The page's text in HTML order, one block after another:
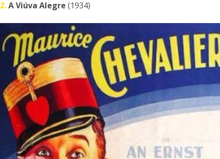
2.A Viúva Alegre (1934)